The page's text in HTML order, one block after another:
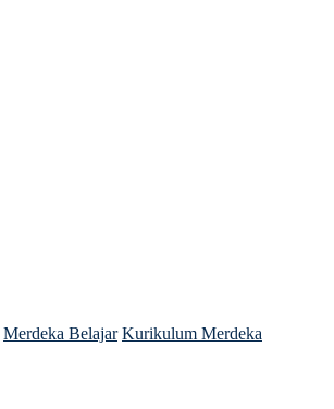
Merdeka Belajar Kurikulum Merdeka